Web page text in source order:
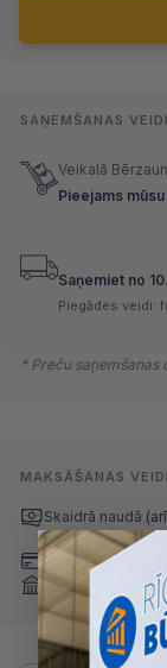
SAŅEMŠANAS
Veikalā
Pieejams
Saņemiet no
Piegādes veidi:
* Preču saņemšanas
MAKSĀŠANAS
Skaidrā naudā
saņemot)
Maksājumu kartes
Internetbankas